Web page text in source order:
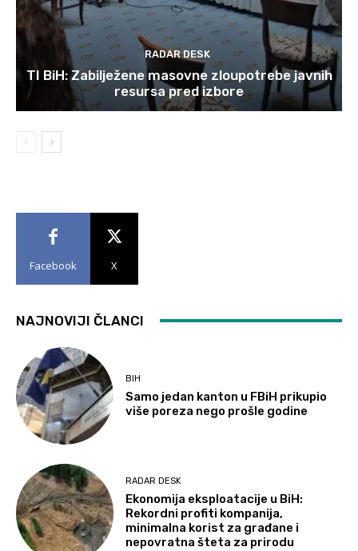
RADAR DESK
TI BiH: Zabilježene masovne zloupotrebe javnih
resursa pred izbore
Facebook X
NAJNOVIJI ČLANCI
BIH
Samo jedan kanton u FBiH prikupio
više poreza nego prošle godine
RADAR DESK
Ekonomija eksploatacije u BiH:
Rekordni profiti kompanija,
minimalna korist za građane i
nepovratna šteta za prirodu